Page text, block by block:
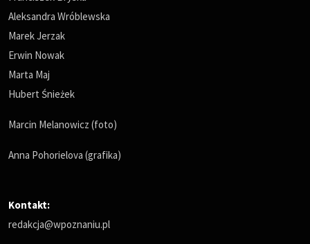
Aleksandra Wróblewska
Marek Jerzak
Erwin Nowak
Marta Maj
Hubert Śnieżek
Marcin Melanowicz (foto)
Anna Pohorielova (grafika)
Kontakt:
redakcja@wpoznaniu.pl